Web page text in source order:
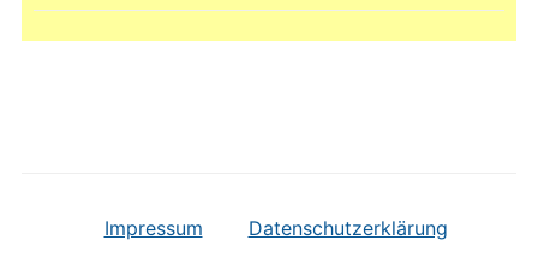
Impressum Datenschutzerklärung